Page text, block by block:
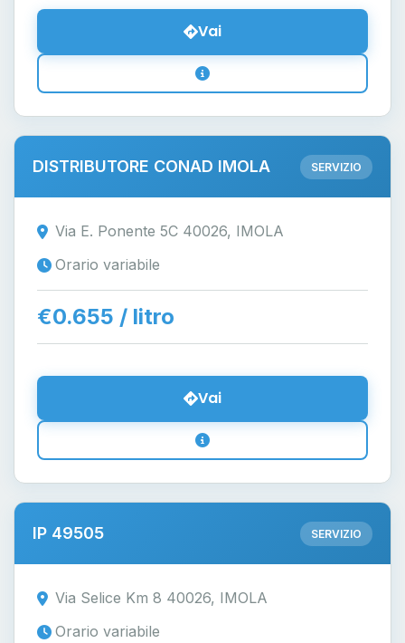
Vai
DISTRIBUTORE CONAD IMOLA SERVIZIO
Via E. Ponente 5C 40026, IMOLA
Orario variabile
€0.655 / litro
Vai
IP 49505 SERVIZIO
Via Selice Km 8 40026, IMOLA
Orario variabile